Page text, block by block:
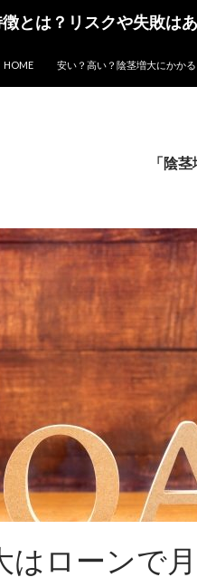
とは？リスクや失敗は
HOME
安い？高い？陰茎増大にかか
「陰
はローンで